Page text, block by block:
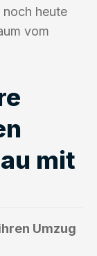
heute
vom
mit
Umzug